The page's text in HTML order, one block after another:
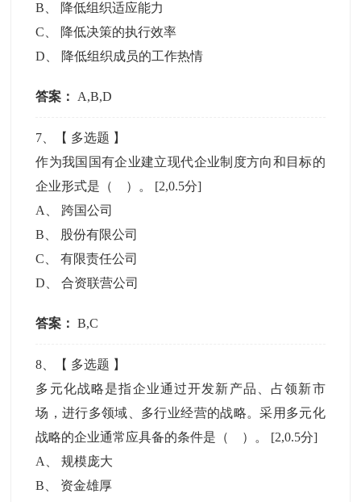
B
降低组织适应能力
C
降低决策的执行效率
D
降低组织成员的工作热情
答案： A,B,D
7 、【 多选题 】
作为我国国有企业建立现代企业制度方向和目标的
企业形式是（ ）。 [2,0.5分]
A
跨国公司
B
股份有限公司
C 、有限责任公司
D 、合资联营公司
答案： B,C
8 、【 多选题 】
多元化战略是指企业通过开发新产品、占领新市
场，进行多领域、多行业经营的战略。采用多元化
战略的企业通常应具备的条件是（ ）。 [2,0.5分]
A
、规模庞大
B
资金雄厚